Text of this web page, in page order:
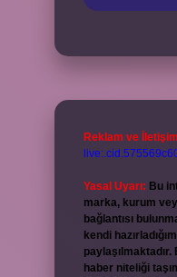
Reklam ve
Yasal Uyarı: Bu
marka, kurum
bağlantısı
kendi
haber niteliği